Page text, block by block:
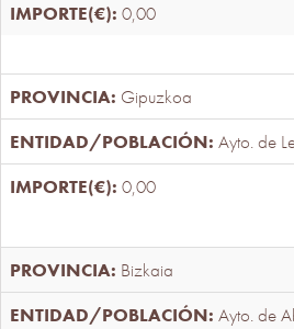
0,00
Gipuzkoa
Ayto. de
0,00
Bizkaia
Ayto. de